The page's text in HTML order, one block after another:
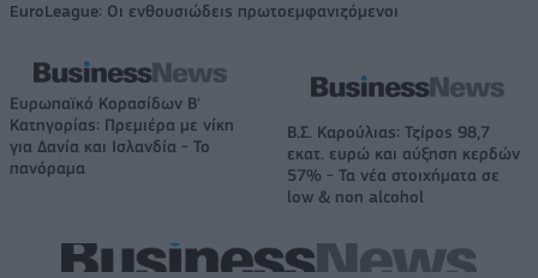
EuroLeague: Οι ενθουσιώδεις πρωτοεμφανιζόμενοι
Ευρωπαϊκό Κορασίδων Β'
Κατηγορίας: Πρεμιέρα με νίκη
για Δανία και Ισλανδία - Το
πανόραμα
Β.Σ. Καρούλιας: Τζίρος 98,7
εκατ. ευρώ και αύξηση κερδών
57% - Τα νέα στοιχήματα σε
low & non alcohol